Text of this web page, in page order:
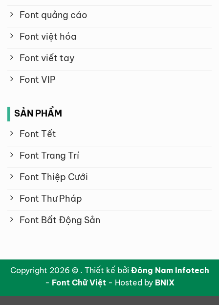
Font quảng cáo
Font việt hóa
Font viết tay
Font VIP
SẢN PHẨM
Font Tết
Font Trang Trí
Font Thiệp Cưới
Font Thư Pháp
Font Bất Động Sản
Copyright 2026 © . Thiết kế bởi Đông Nam Infotech
- Font Chữ Việt- Hosted by BNIX